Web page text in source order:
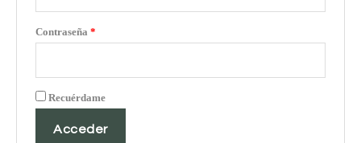
Contraseña *
Recuérdame
Acceder